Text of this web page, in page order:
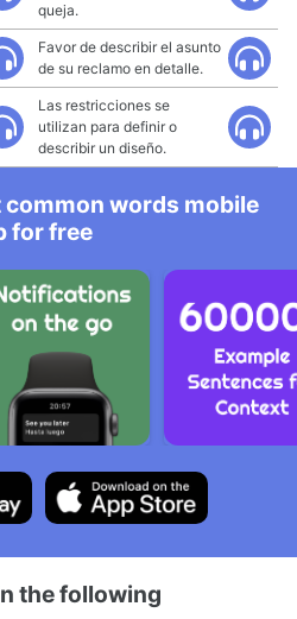
queja.
Favor de describir el asunto
de su reclamo en detalle.
Las restricciones se
utilizan para definir o
describir un diseño.
words mobile
for free
the following